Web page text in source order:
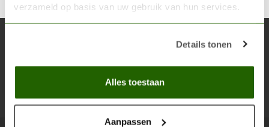
verzameld op basis van uw gebruik van hun services.
Details tonen
Alles toestaan
Aanpassen
Abonneer je op onze nieuwsbrief